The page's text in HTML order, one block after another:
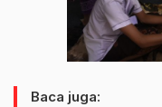
Baca juga: